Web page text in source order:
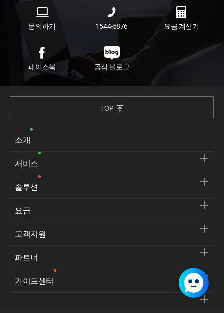
문의하기 1544-5876 요금 계산기
페이스북 공식 블로그
TOP
소개
서비스
솔루션
요금
고객지원
파트너
가이드센터